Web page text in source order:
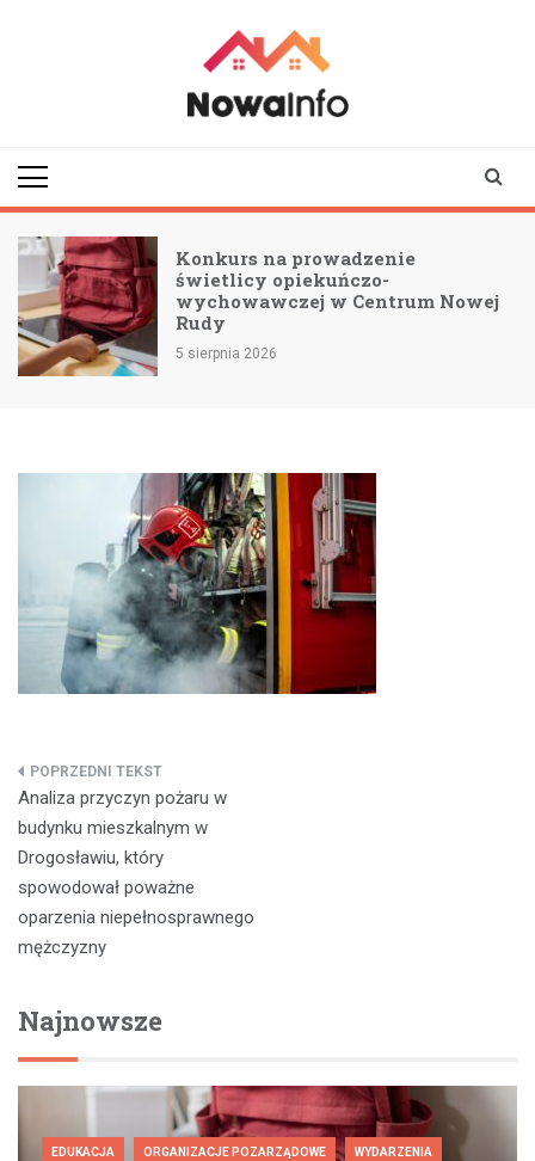
Konkurs na prowadzenie
świetlicy opiekuńczo-
wychowawczej w Centrum Nowej
Rudy
5 sierpnia 2026
Nawigacja
wpisu
Analiza przyczyn pożaru w
budynku mieszkalnym w
Drogosławiu, który
spowodował poważne
oparzenia niepełnosprawnego
mężczyzny
Najnowsze
EDUKACJA ORGANIZACJE POZARZĄDOWE WYDARZENIA